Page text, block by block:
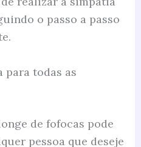
o passo a passo
para todas as
de fofocas pode
pessoa que deseje